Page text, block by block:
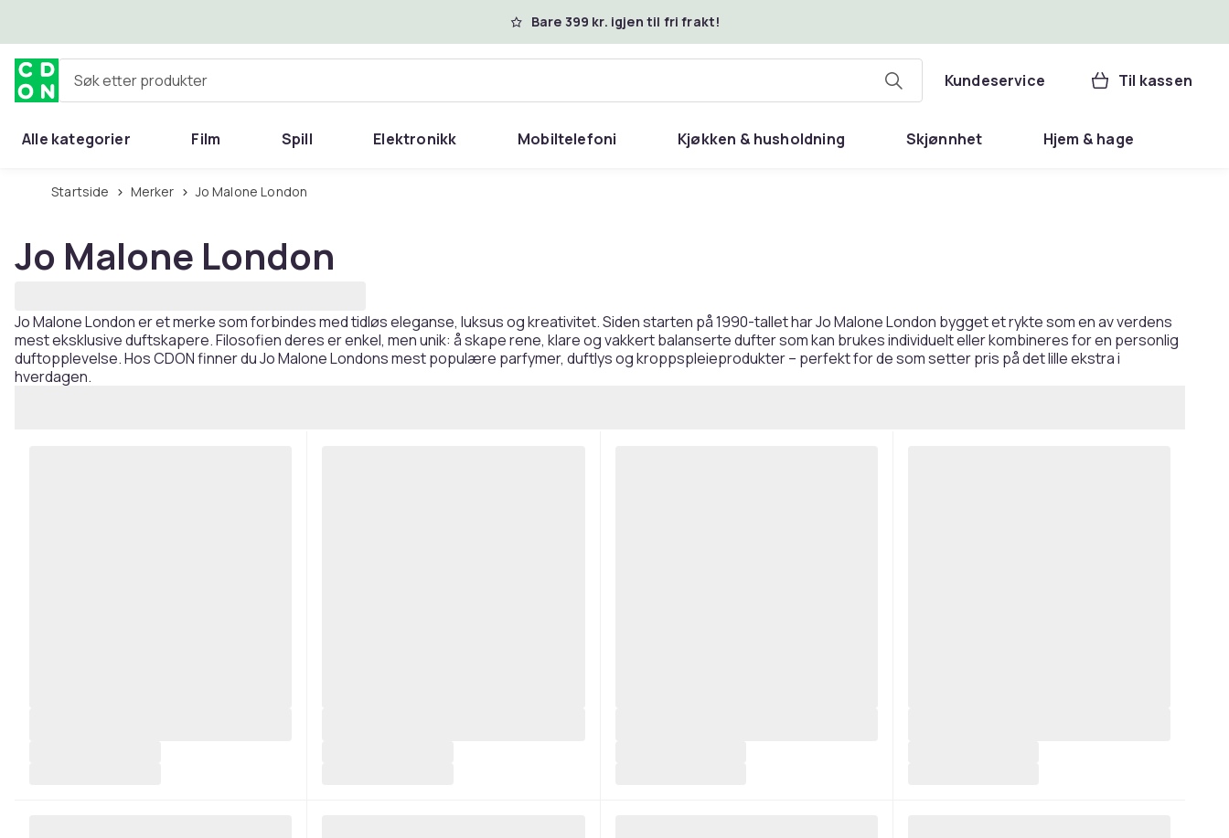
Bare 399 kr. igjen til fri frakt!
Søk etter produkter Kundeservice Til kassen
Alle kategorier Film Spill Elektronikk Mobiltelefoni Kjøkken & husholdning Skjønnhet Hjem & hage
Startside Merker Jo Malone London
Jo Malone London
Jo Malone London er et merke som forbindes med tidløs eleganse, luksus og kreativitet. Siden starten på 1990-tallet har Jo Malone London bygget et rykte som en av verdens
mest eksklusive duftskapere. Filosofien deres er enkel, men unik: å skape rene, klare og vakkert balanserte dufter som kan brukes individuelt eller kombineres for en personlig
duftopplevelse. Hos CDON finner du Jo Malone Londons mest populære parfymer, duftlys og kroppspleieprodukter – perfekt for de som setter pris på det lille ekstra i
hverdagen.